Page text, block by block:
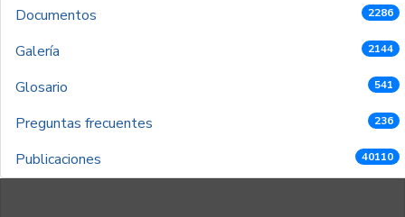
Documentos 2286
Galería 2144
Glosario 541
Preguntas frecuentes 236
Publicaciones 40110